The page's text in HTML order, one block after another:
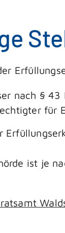
nach § 43
für
ist je